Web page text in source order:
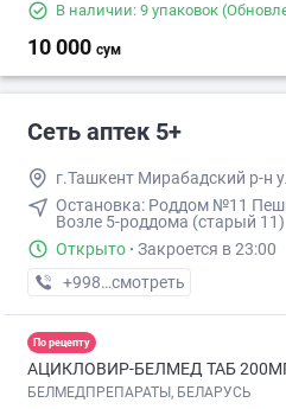
В наличии: 9 упаковок
10 000 сум
Сеть аптек 5+
г.Ташкент Мирабадский р-н
Остановка: ​Роддом №11​
Возле 5-роддома (старый 11)
Открыто · Закроется в 23:00
+998 (90) XXX-XX-XX
смотреть
По рецепту
АЦИКЛОВИР-БЕЛМЕД ТАБ
БЕЛМЕДПРЕПАРАТЫ, БЕЛАРУСЬ